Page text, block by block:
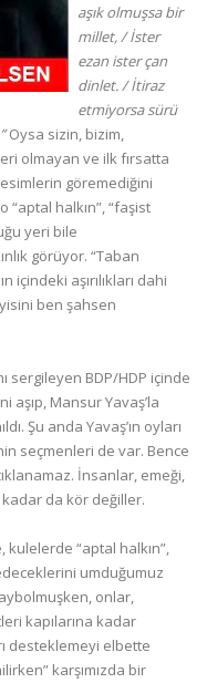
aşık olmuşsa bir
millet, / İster
ezan ister çan
dinlet. / İtiraz
etmiyorsa sürü
Oysa sizin, bizim,
olmayan ve ilk fırsatta
göremediğini
halkın”, “faşist
yeri bile
görüyor. “Taban
içindeki aşırılıkları dahi
ben şahsen
sergileyen BDP/HDP içinde
aşıp, Mansur Yavaş’la
Şu anda Yavaş’ın oyları
seçmenleri de var. Bence
İnsanlar, emeği,
kadar da kör değiller.
“aptal halkın”,
umduğumuz
onlar,
kapılarına kadar
desteklemeyi elbette
karşımızda bir